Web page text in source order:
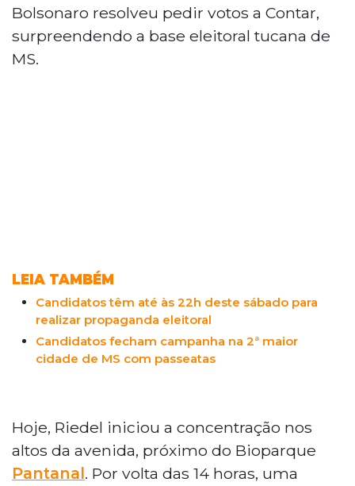
Bolsonaro resolveu pedir votos a Contar,
surpreendendo a base eleitoral tucana de
MS.
LEIA TAMBÉM
Candidatos têm até às 22h deste sábado para
realizar propaganda eleitoral
Candidatos fecham campanha na 2ª maior
cidade de MS com passeatas
Hoje, Riedel iniciou a concentração nos
altos da avenida, próximo do Bioparque
Pantanal. Por volta das 14 horas, uma